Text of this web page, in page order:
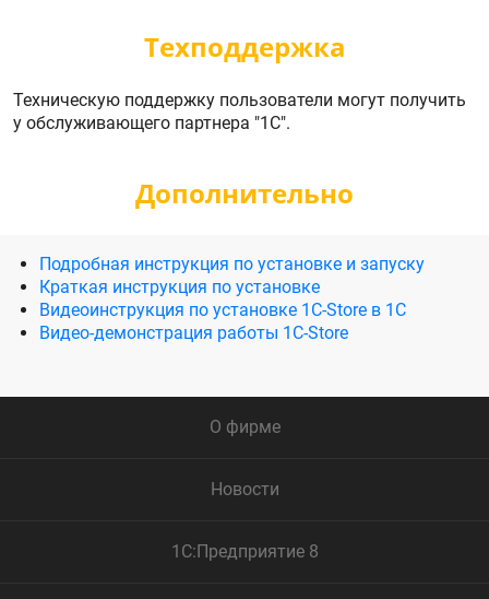
Техподдержка
Техническую поддержку пользователи могут получить
у обслуживающего партнера "1С".
Дополнительно
Подробная инструкция по установке и запуску
Краткая инструкция по установке
Видеоинструкция по установке 1С-Store в 1С
Видео-демонстрация работы 1C-Store
О фирме
Новости
1С:Предприятие 8